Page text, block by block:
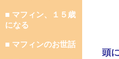
■ マフィン、１５歳
になる
■ マフィンのお世話
頭